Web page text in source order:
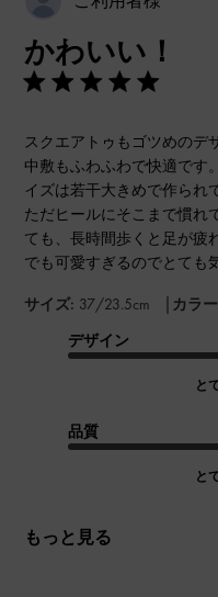
かわいい！
スクエアトゥもゴツめのデ
中敷もふわふわで快適です
イズは若干大きめで作られ
ただヒールにそこまで慣れ
ても、長時間歩くと足が疲
でも可愛すぎるのでとても
サイズ: 37/23.5cm | カラ
デザイン
と
品質
と
もっと見る